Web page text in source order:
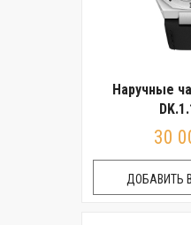
Наручные
30
ДОБАВИТЬ